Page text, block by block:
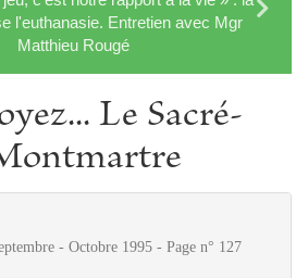
l'euthanasie. Entretien avec Mgr
Matthieu Rougé
Le Sacré-
- Octobre 1995 - Page n° 127